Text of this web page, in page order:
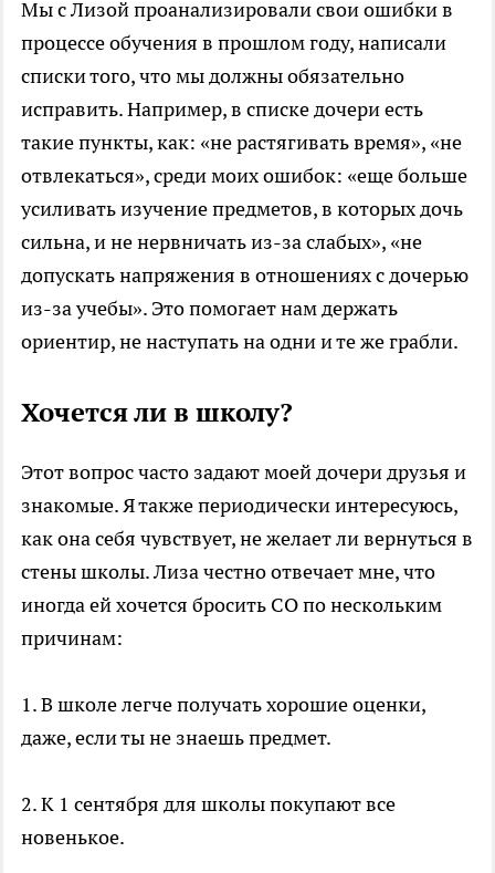
Мы с Лизой проанализировали свои ошибки в
процессе обучения в прошлом году, написали
списки того, что мы должны обязательно
исправить. Например, в списке дочери есть
такие пункты, как: «не растягивать время», «не
отвлекаться», среди моих ошибок: «еще больше
усиливать изучение предметов, в которых дочь
сильна, и не нервничать из-за слабых», «не
допускать напряжения в отношениях с дочерью
из-за учебы». Это помогает нам держать
ориентир, не наступать на одни и те же грабли.
Хочется ли в школу?
Этот вопрос часто задают моей дочери друзья и
знакомые. Я также периодически интересуюсь,
как она себя чувствует, не желает ли вернуться в
стены школы. Лиза честно отвечает мне, что
иногда ей хочется бросить СО по нескольким
причинам:
1. В школе легче получать хорошие оценки,
даже, если ты не знаешь предмет.
2. К 1 сентября для школы покупают все
новенькое.